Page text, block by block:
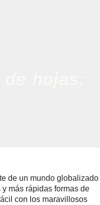
de un mundo globalizado
más rápidas formas de
con los maravillosos